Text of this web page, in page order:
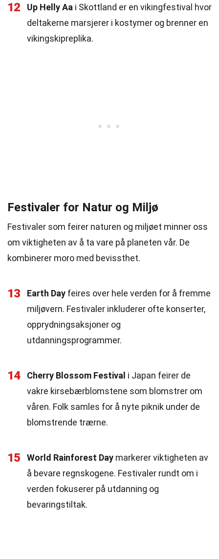
12 Up Helly Aa i Skottland er en vikingfestival hvor
deltakerne marsjerer i kostymer og brenner en
vikingskipreplika.
Festivaler for Natur og Miljø
Festivaler som feirer naturen og miljøet minner oss
om viktigheten av å ta vare på planeten vår. De
kombinerer moro med bevissthet.
13 Earth Day feires over hele verden for å fremme
miljøvern. Festivaler inkluderer ofte konserter,
opprydningsaksjoner og
utdanningsprogrammer.
14 Cherry Blossom Festival i Japan feirer de
vakre kirsebærblomstene som blomstrer om
våren. Folk samles for å nyte piknik under de
blomstrende trærne.
15 World Rainforest Day markerer viktigheten av
å bevare regnskogene. Festivaler rundt om i
verden fokuserer på utdanning og
bevaringstiltak.